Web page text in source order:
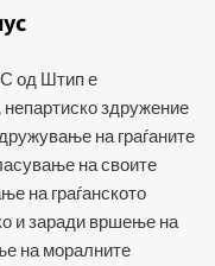
од Штип е
здружение
на граѓаните
на своите
на граѓанското
и заради вршење на
на моралните